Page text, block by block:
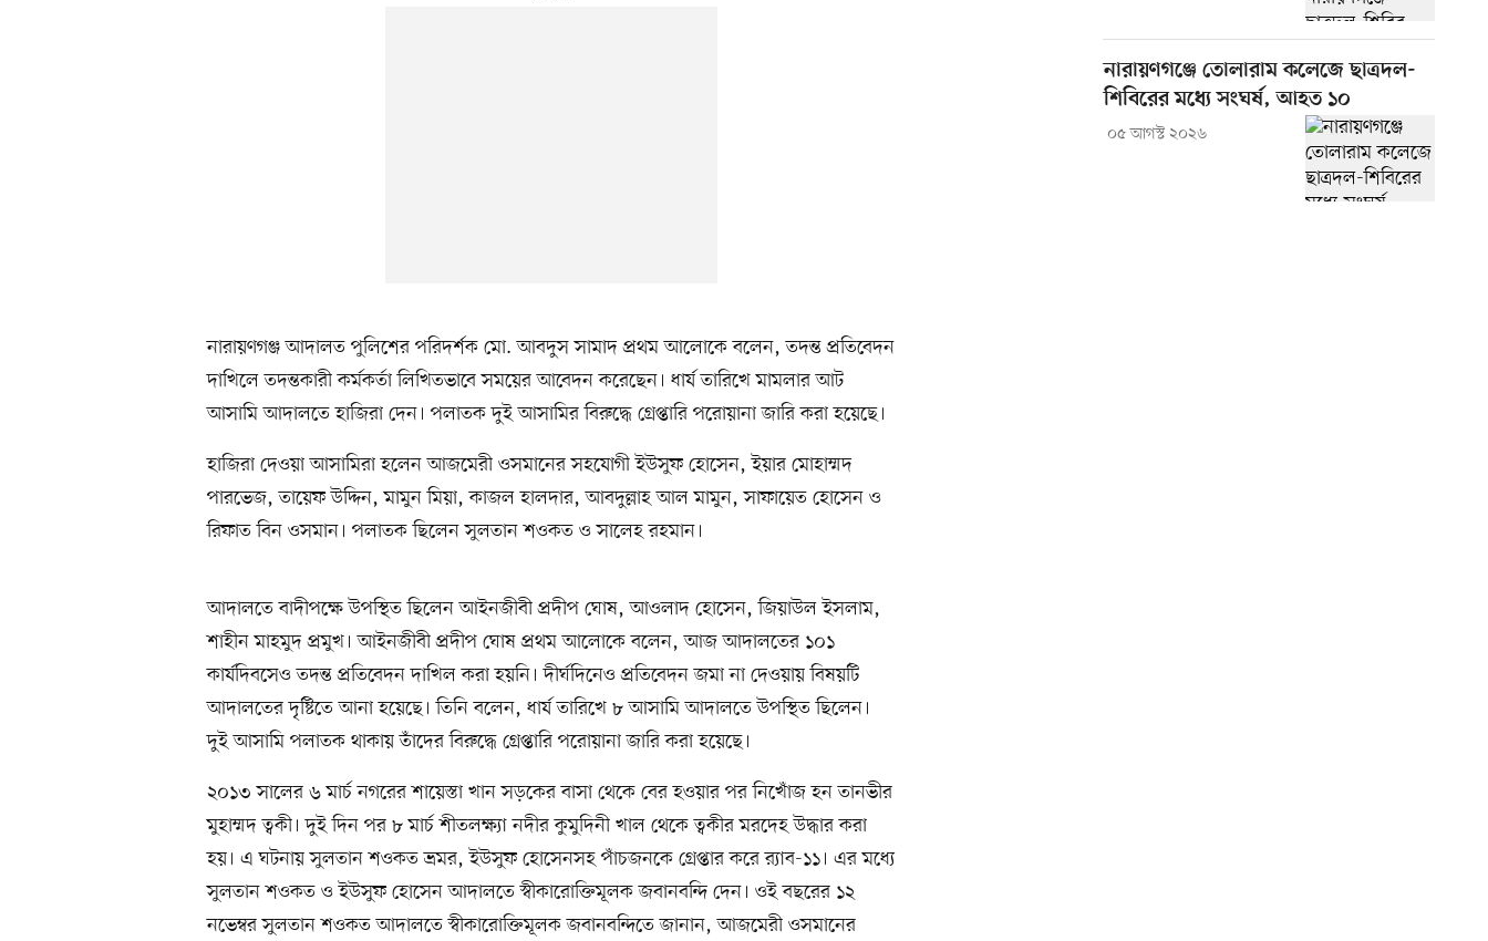
নারায়ণগঞ্জ আদালত পুলিশের পরিদর্শক মো. আবদুস সামাদ প্রথম আলোকে বলেন, তদন্ত প্রতিবেদন
দাখিলে তদন্তকারী কর্মকর্তা লিখিতভাবে সময়ের আবেদন করেছেন। ধার্য তারিখে মামলার আট
আসামি আদালতে হাজিরা দেন। পলাতক দুই আসামির বিরুদ্ধে গ্রেপ্তারি পরোয়ানা জারি করা হয়েছে।
হাজিরা দেওয়া আসামিরা হলেন আজমেরী ওসমানের সহযোগী ইউসুফ হোসেন, ইয়ার মোহাম্মদ
পারভেজ, তায়েফ উদ্দিন, মামুন মিয়া, কাজল হালদার, আবদুল্লাহ আল মামুন, সাফায়েত হোসেন ও
রিফাত বিন ওসমান। পলাতক ছিলেন সুলতান শওকত ও সালেহ রহমান।
আদালতে বাদীপক্ষে উপস্থিত ছিলেন আইনজীবী প্রদীপ ঘোষ, আওলাদ হোসেন, জিয়াউল ইসলাম,
শাহীন মাহমুদ প্রমুখ। আইনজীবী প্রদীপ ঘোষ প্রথম আলোকে বলেন, আজ আদালতের ১০১
কার্যদিবসেও তদন্ত প্রতিবেদন দাখিল করা হয়নি। দীর্ঘদিনেও প্রতিবেদন জমা না দেওয়ায় বিষয়টি
আদালতের দৃষ্টিতে আনা হয়েছে। তিনি বলেন, ধার্য তারিখে ৮ আসামি আদালতে উপস্থিত ছিলেন।
দুই আসামি পলাতক থাকায় তাঁদের বিরুদ্ধে গ্রেপ্তারি পরোয়ানা জারি করা হয়েছে।
২০১৩ সালের ৬ মার্চ নগরের শায়েস্তা খান সড়কের বাসা থেকে বের হওয়ার পর নিখোঁজ হন তানভীর
মুহাম্মদ ত্বকী। দুই দিন পর ৮ মার্চ শীতলক্ষ্যা নদীর কুমুদিনী খাল থেকে ত্বকীর মরদেহ উদ্ধার করা
হয়। এ ঘটনায় সুলতান শওকত ভ্রমর, ইউসুফ হোসেনসহ পাঁচজনকে গ্রেপ্তার করে র‍্যাব-১১। এর মধ্যে
সুলতান শওকত ও ইউসুফ হোসেন আদালতে স্বীকারোক্তিমূলক জবানবন্দি দেন। ওই বছরের ১২
নভেম্বর সুলতান শওকত আদালতে স্বীকারোক্তিমূলক জবানবন্দিতে জানান, আজমেরী ওসমানের
নারায়ণগঞ্জে তোলারাম কলেজে ছাত্রদল-
শিবিরের মধ্যে সংঘর্ষ, আহত ১০
০৫ আগস্ট ২০২৬